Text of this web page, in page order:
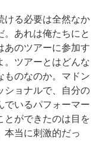
ける必要は全然なか
あれは俺たちにと
あのツアーに参加す
。ツアーとはどんな
ものなのか。マドン
ショナルで、自分の
でいるパフォーマー
とができたのは目を
本当に刺激的だっ